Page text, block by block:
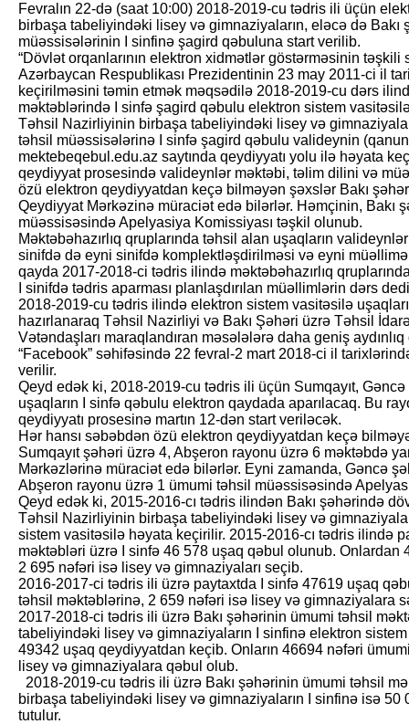
Fevralın 22-də (saat 10:00) 2018-2019-cu tədris ili üçün
birbaşa tabeliyindəki lisey və gimnaziyaların, eləcə də
müəssisələrinin I sinfinə şagird qəbuluna start verilib.
“Dövlət orqanlarının elektron xidmətlər göstərməsinin təşkili
Azərbaycan Respublikası Prezidentinin 23 may 2011-ci il
keçirilməsini təmin etmək məqsədilə 2018-2019-cu dərs
məktəblərində I sinfə şagird qəbulu elektron sistem
Təhsil Nazirliyinin birbaşa tabeliyindəki lisey və
təhsil müəssisələrinə I sinfə şagird qəbulu valideynin
mektebeqebul.edu.az saytında qeydiyyatı yolu ilə həyata
qeydiyyat prosesində valideynlər məktəbi, təlim dilini və
özü elektron qeydiyyatdan keçə bilməyən şəxslər Bakı
Qeydiyyat Mərkəzinə müraciət edə bilərlər. Həmçinin, Bakı
müəssisəsində Apelyasiya Komissiyası təşkil olunub.
Məktəbəhazırlıq qruplarında təhsil alan uşaqların
sinifdə də eyni sinifdə komplektləşdirilməsi və eyni
qayda 2017-2018-ci tədris ilində məktəbəhazırlıq
I sinifdə tədris aparması planlaşdırılan müəllimlərin dərs
2018-2019-cu tədris ilində elektron sistem vasitəsilə
hazırlanaraq Təhsil Nazirliyi və Bakı Şəhəri üzrə Təhsil
Vətəndaşları maraqlandıran məsələlərə daha geniş
“Facebook” səhifəsində 22 fevral-2 mart 2018-ci il
verilir.
Qeyd edək ki, 2018-2019-cu tədris ili üçün Sumqayıt,
uşaqların I sinfə qəbulu elektron qaydada aparılacaq. Bu
qeydiyyatı prosesinə martın 12-dən start veriləcək.
Hər hansı səbəbdən özü elektron qeydiyyatdan keçə
Sumqayıt şəhəri üzrə 4, Abşeron rayonu üzrə 6 məktəbdə
Mərkəzlərinə müraciət edə bilərlər. Eyni zamanda, Gəncə
Abşeron rayonu üzrə 1 ümumi təhsil müəssisə­sində
Qeyd edək ki, 2015-2016-cı tədris ilindən Bakı şəhərində
Təhsil Nazirliyinin birbaşa tabeliyindəki lisey və
sistem vasitəsilə həyata keçirilir. 2015-2016-cı tədris ilində
məktəbləri üzrə I sinfə 46 578 uşaq qəbul olunub.
2 695 nəfəri isə lisey və gimnaziyaları seçib.
2016-2017-ci tədris ili üzrə paytaxtda I sinfə 47619 uşaq
təhsil məktəblərinə, 2 659 nəfəri isə lisey və gimnaziyalara
2017-2018-ci tədris ili üzrə Bakı şəhərinin ümumi təhsil
tabeliyin­dəki lisey və gim­naziyaların I sinfinə elektron
49342 uşaq qeydiyyatdan keçib. Onların 46694 nəfəri
lisey və gimnaziyalara qəbul olub.
2018-2019-cu tədris ili üzrə Bakı şəhərinin ümumi təhsil
birbaşa tabeli­yindəki lisey və gimnaziyaların I sinfinə isə 50
tutulur.